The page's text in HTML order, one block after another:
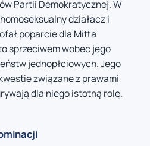
Partii Demokratycznej. W
działacz i
poparcie dla Mitta
sprzeciwem wobec jego
jednopłciowych. Jego
związane z prawami
dla niego istotną rolę.